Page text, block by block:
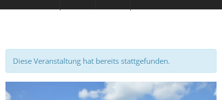
Diese Veranstaltung hat bereits stattgefunden.